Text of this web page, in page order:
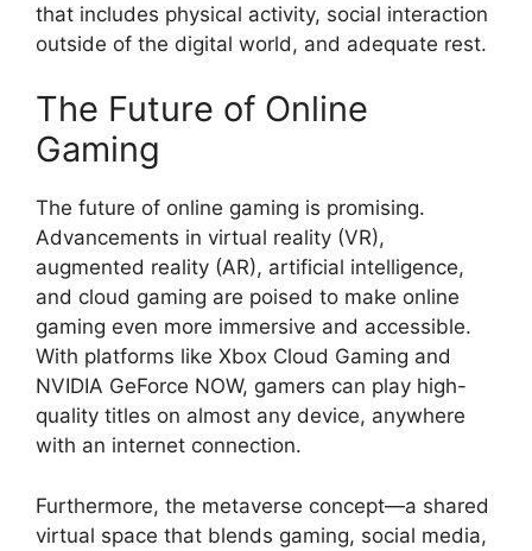
that includes physical activity, social interaction
outside of the digital world, and adequate rest.
The Future of Online
Gaming
The future of online gaming is promising.
Advancements in virtual reality (VR),
augmented reality (AR), artificial intelligence,
and cloud gaming are poised to make online
gaming even more immersive and accessible.
With platforms like Xbox Cloud Gaming and
NVIDIA GeForce NOW, gamers can play high-
quality titles on almost any device, anywhere
with an internet connection.
Furthermore, the metaverse concept—a shared
virtual space that blends gaming, social media,